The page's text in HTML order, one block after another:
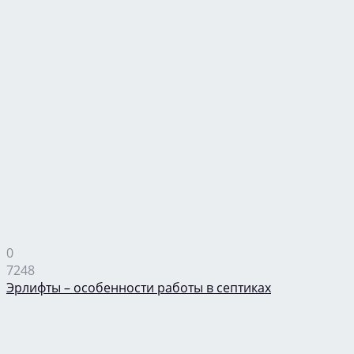
0
7248
Эрлифты – особенности работы в септиках